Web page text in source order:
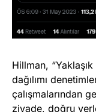
Hillman,
dağılımı
çalışmalarından
ziyade, doğru